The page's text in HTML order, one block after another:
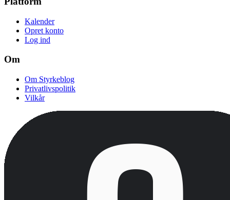
Kalender
Opret konto
Log ind
Om
Om Styrkeblog
Privatlivspolitik
Vilkår